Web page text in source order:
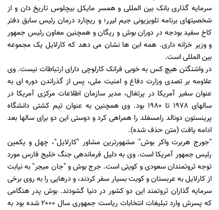
سرمایه گذاری بانک بین المللی و همسر مایکل بیچلوس تاریخ دان و از
شخصیتهای برنامه تلویزیونی جیم لیرر؛ و ریچارد درمان رئیس سابق دفتر
کاخ سفید بودجه در دوران بوش و ریگان و همچنین معاون رئیس جمهور
و وزیر خزانه داری. همه این ها نشان می دهد که کارلایل یک مجموعه
بین المللی است.
در واشنگتن هیچ کس به خوبی فرانک کارلوچی دارای ارتباطات نیست. وی
علاومه بر تصدی وزارت دفاع و امنیت ملی، پس از گذراندن دوره ای به
عنوان سفیر آمریکا در پرتغال، مدیر سازمان اطلاعات مرکزی آمریکا در
سالهای 1978 تا 1980 بود. وی همچنین به عنوان تیم کشتی دانشگاه
پرینستون دونالد رامسفلد را همراهی کرد و دوستی این دو برای سالها بعد
ادامه یافت (متن حذف شده).
"جورج هربرت واکر بوش" مشهورترین مشاور "کارلایل"، چهل و یکمین
رئیس جمهور آمریکا است. وی به دلیل فرماندهی جنگ خلیج فارس مورد
توجه ثروتمندان سعودی و کویتی است. جرج بوش و "جان میجر" به نیابت
از کارلایل به عربستان و کویت بسیار سفر کردند، و درهایی را به روی برخی
سرمایه گذاران ثروتمند این دو کشور در دنیا گشودند. بوش پدر هنگامی
که پسرش وارد تبلیغات انتخابات ریاست جمهوری سال 2000 شده بود به